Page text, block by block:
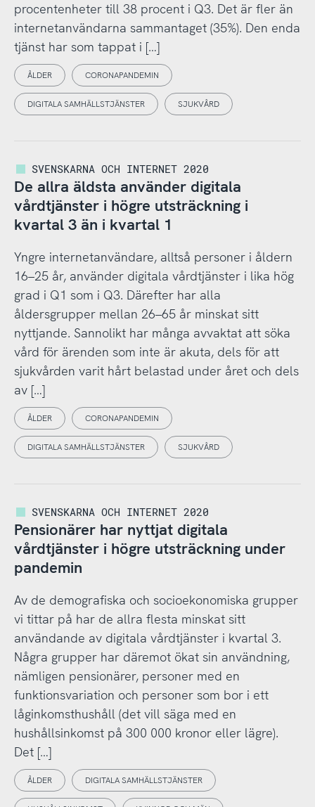
procentenheter till 38 procent i Q3. Det är fler än
internetanvändarna sammantaget (35%). Den enda
tjänst har som tappat i […]
ÅLDER CORONAPANDEMIN
DIGITALA SAMHÄLLSTJÄNSTER SJUKVÅRD
SVENSKARNA OCH INTERNET 2020
De allra äldsta använder digitala
vårdtjänster i högre utsträckning i
kvartal 3 än i kvartal 1
Yngre internetanvändare, alltså personer i åldern
16–25 år, använder digitala vårdtjänster i lika hög
grad i Q1 som i Q3. Därefter har alla
åldersgrupper mellan 26–65 år minskat sitt
nyttjande. Sannolikt har många avvaktat att söka
vård för ärenden som inte är akuta, dels för att
sjukvården varit hårt belastad under året och dels
av […]
ÅLDER CORONAPANDEMIN
DIGITALA SAMHÄLLSTJÄNSTER SJUKVÅRD
SVENSKARNA OCH INTERNET 2020
Pensionärer har nyttjat digitala
vårdtjänster i högre utsträckning under
pandemin
Av de demografiska och socioekonomiska grupper
vi tittar på har de allra flesta minskat sitt
användande av digitala vårdtjänster i kvartal 3.
Några grupper har däremot ökat sin användning,
nämligen pensionärer, personer med en
funktionsvariation och personer som bor i ett
låginkomsthushåll (det vill säga med en
hushållsinkomst på 300 000 kronor eller lägre).
Det […]
ÅLDER DIGITALA SAMHÄLLSTJÄNSTER